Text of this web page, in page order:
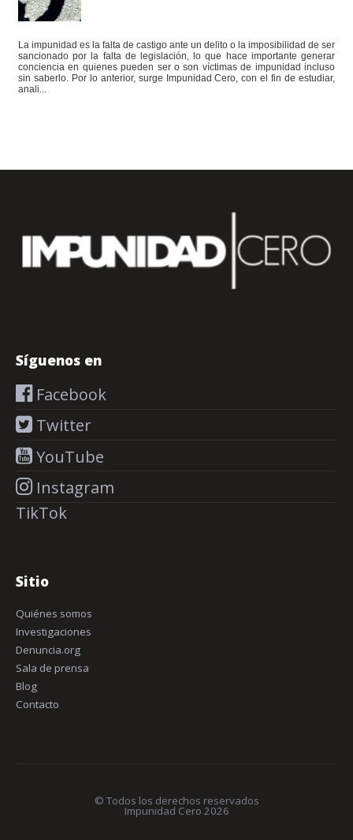
La impunidad es la falta de castigo ante un delito o la imposibilidad de ser
sancionado por la falta de legislación, lo que hace importante generar
conciencia en quienes pueden ser o son víctimas de impunidad incluso
sin saberlo. Por lo anterior, surge Impunidad Cero, con el fin de estudiar,
anali...
Síguenos en
Facebook
Twitter
YouTube
Instagram
TikTok
Sitio
Quiénes somos
Investigaciones
Denuncia.org
Sala de prensa
Blog
Contacto
© Todos los derechos reservados
Impunidad Cero 2026